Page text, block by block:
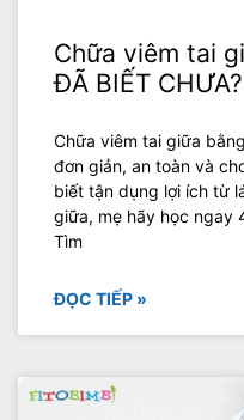
Chữa viêm tai
ĐÃ BIẾT CHƯA?
Chữa viêm tai giữa
đơn giản, an toàn và
biết tận dụng lợi ích từ
giữa, mẹ hãy học ngay
Tìm
ĐỌC TIẾP »